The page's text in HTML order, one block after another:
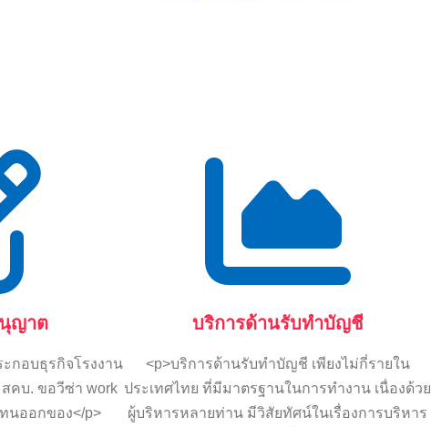
ญาต
กอบธุรกิจโรงงาน
คบ. ขอวีซ่า work
นออกของ</p>
บริการด้านรับทำบัญชี
<p>บริการด้านรับทำบัญชี เพียงไม่กี่รายใน
ประเทศไทย ที่มีมาตรฐานในการทำงาน เนื่องด้วย
ผู้บริหารหลายท่าน มีวิสัยทัศน์ในเรื่องการบริหาร